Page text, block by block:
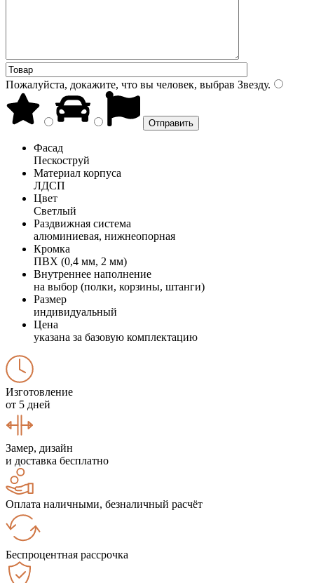
Пожалуйста, докажите, что вы человек, выбрав Звезду.
Фасад
Пескоструй
Материал корпуса
ЛДСП
Цвет
Светлый
Раздвижная система
алюминиевая, нижнеопорная
Кромка
ПВХ (0,4 мм, 2 мм)
Внутреннее наполнение
на выбор (полки, корзины, штанги)
Размер
индивидуальный
Цена
указана за базовую комплектацию
Изготовление
от 5 дней
Замер, дизайн
и доставка бесплатно
Оплата наличными, безналичный расчёт
Беспроцентная рассрочка